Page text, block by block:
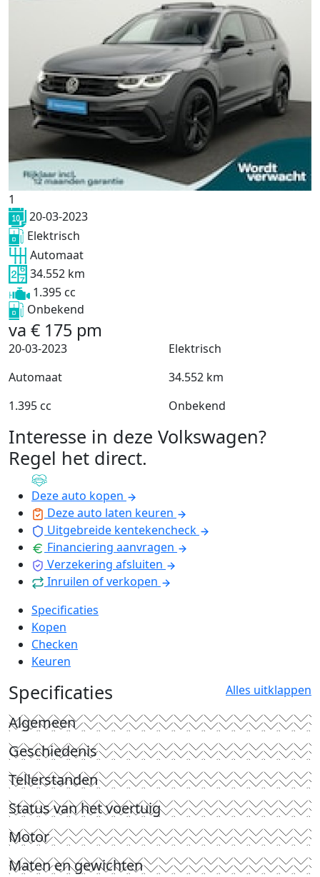
1
20-03-2023
Elektrisch
Automaat
34.552 km
1.395 cc
Onbekend
va € 175 pm
20-03-2023
Elektrisch
Automaat
34.552 km
1.395 cc
Onbekend
Interesse in deze Volkswagen?
Regel het direct.
Deze auto kopen
Deze auto laten keuren
Uitgebreide kentekencheck
Financiering aanvragen
Verzekering afsluiten
Inruilen of verkopen
Specificaties
Kopen
Checken
Keuren
Specificaties Alles uitklappen
Algemeen
Geschiedenis
Tellerstanden
Status van het voertuig
Motor
Maten en gewichten